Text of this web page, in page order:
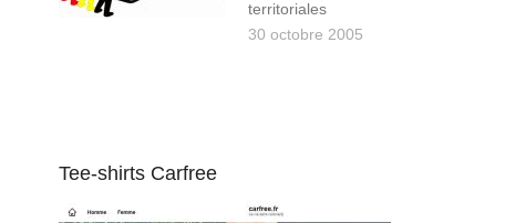
territoriales
30 octobre 2005
Tee-shirts Carfree